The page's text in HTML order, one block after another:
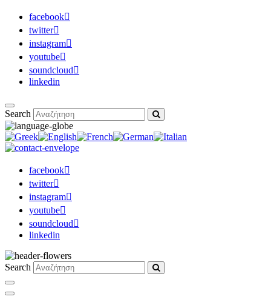
facebook
twitter
instagram
youtube
soundcloud
linkedin
Search
facebook
twitter
instagram
youtube
soundcloud
linkedin
Search